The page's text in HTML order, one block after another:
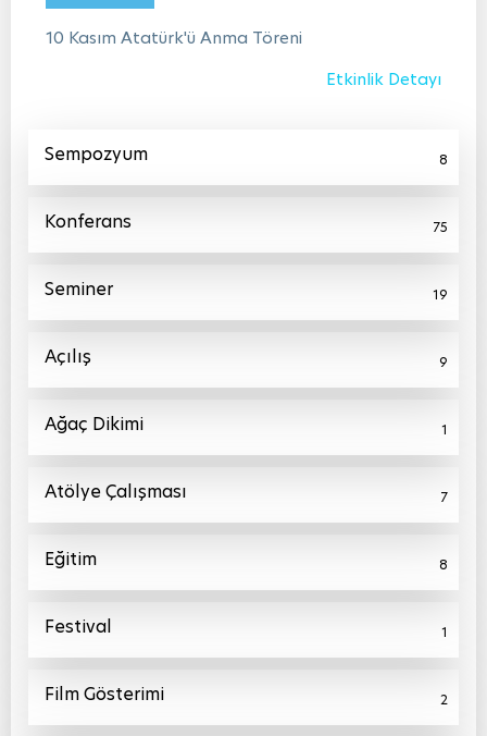
Sempozyum 8
Konferans 75
Seminer 19
Açılış 9
Ağaç Dikimi 1
Atölye Çalışması 7
Eğitim 8
Festival 1
Film Gösterimi 2
10 Kasım Atatürk'ü Anma Töreni
Etkinlik Detayı